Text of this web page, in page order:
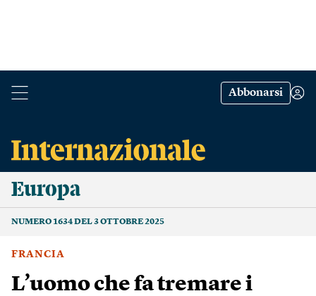
Abbonarsi
Europa
NUMERO 1634 DEL 3 OTTOBRE 2025
FRANCIA
L’uomo che fa tremare i